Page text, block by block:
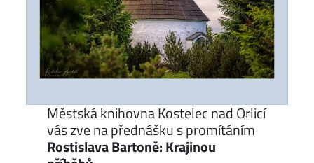
Městská knihovna Kostelec nad Orlicí
vás zve na přednášku s promítáním
Rostislava Bartoně: Krajinou